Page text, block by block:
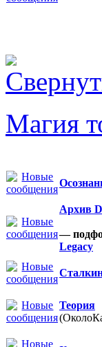
Магия
Архив
—
Legacy
Теория